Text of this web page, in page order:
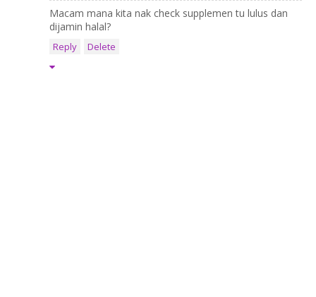
Macam mana kita nak check supplemen tu lulus dan
dijamin halal?
Reply Delete